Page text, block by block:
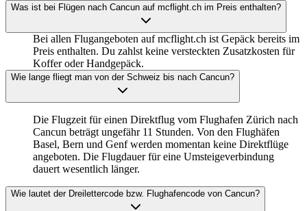
Was ist bei Flügen nach Cancun auf mcflight.ch im Preis enthalten?
Bei allen Flugangeboten auf mcflight.ch ist Gepäck bereits im
Preis enthalten. Du zahlst keine versteckten Zusatzkosten für
Koffer oder Handgepäck.
Wie lange fliegt man von der Schweiz bis nach Cancun?
Die Flugzeit für einen Direktflug vom Flughafen Zürich nach
Cancun beträgt ungefähr 11 Stunden. Von den Flughäfen
Basel, Bern und Genf werden momentan keine Direktflüge
angeboten. Die Flugdauer für eine Umsteigeverbindung
dauert wesentlich länger.
Wie lautet der Dreilettercode bzw. Flughafencode von Cancun?